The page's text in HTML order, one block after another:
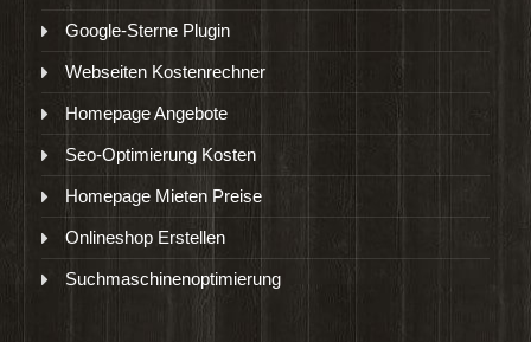
Google-Sterne Plugin
Webseiten Kostenrechner
Homepage Angebote
Seo-Optimierung Kosten
Homepage Mieten Preise
Onlineshop Erstellen
Suchmaschinenoptimierung